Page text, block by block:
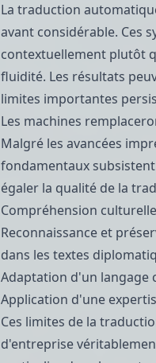
La traduction
avant considérable. Ces
contextuellement plutôt
fluidité. Les résultats
limites importantes
Les machines
Malgré les avancées
fondamentaux
égaler la qualité de la
Compréhension
Reconnaissance et
dans les textes
Adaptation d'un
Application d'une
Ces limites de la
d'entreprise